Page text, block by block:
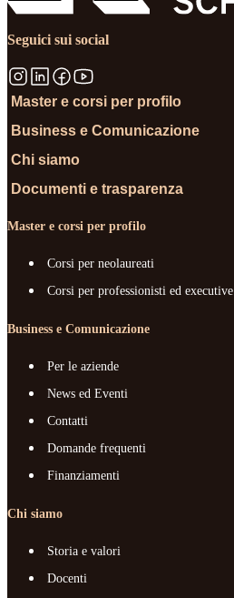
Seguici sui social
Master e corsi per profilo
Business e Comunicazione
Chi siamo
Documenti e trasparenza
Master e corsi per profilo
Corsi per neolaureati
Corsi per professionisti ed executive
Business e Comunicazione
Per le aziende
News ed Eventi
Contatti
Domande frequenti
Finanziamenti
Chi siamo
Storia e valori
Docenti